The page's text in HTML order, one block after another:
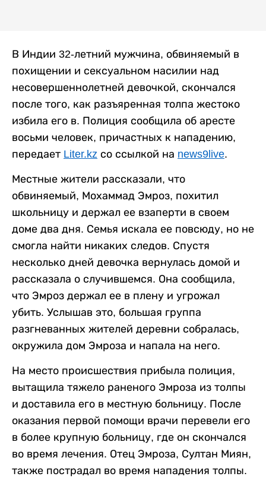
В Индии 32-летний мужчина, обвиняемый в
похищении и сексуальном насилии над
несовершеннолетней девочкой, скончался
после того, как разъяренная толпа жестоко
избила его в. Полиция сообщила об аресте
восьми человек, причастных к нападению,
передает Liter.kz со ссылкой на news9live.
Местные жители рассказали, что
обвиняемый, Мохаммад Эмроз, похитил
школьницу и держал ее взаперти в своем
доме два дня. Семья искала ее повсюду, но не
смогла найти никаких следов. Спустя
несколько дней девочка вернулась домой и
рассказала о случившемся. Она сообщила,
что Эмроз держал ее в плену и угрожал
убить. Услышав это, большая группа
разгневанных жителей деревни собралась,
окружила дом Эмроза и напала на него.
На место происшествия прибыла полиция,
вытащила тяжело раненого Эмроза из толпы
и доставила его в местную больницу. После
оказания первой помощи врачи перевели его
в более крупную больницу, где он скончался
во время лечения. Отец Эмроза, Султан Миян,
также пострадал во время нападения толпы.